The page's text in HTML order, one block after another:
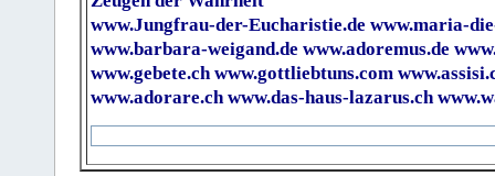
www.Jungfrau-der-Eucharistie.de www.maria-
www.barbara-weigand.de www.adoremus.de
www.gebete.ch www.gottliebtuns.com
www.adorare.ch www.das-haus-lazarus.ch